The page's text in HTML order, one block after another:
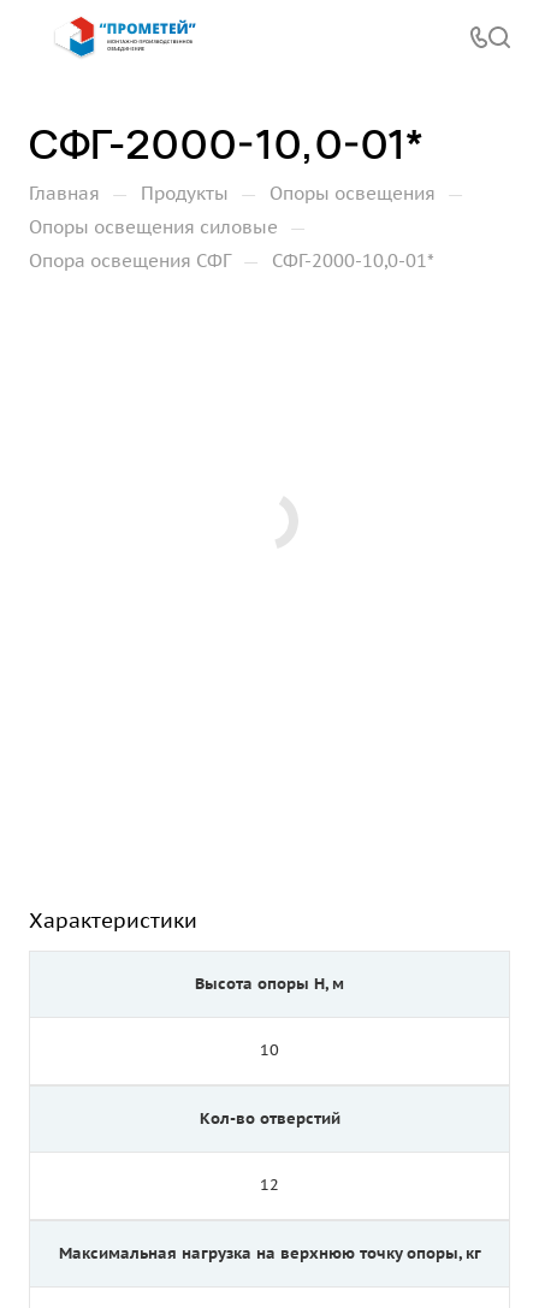
СФГ-2000-10,0-01*
Главная — Продукты — Опоры освещения —
Опоры освещения силовые —
Опора освещения СФГ — СФГ-2000-10,0-01*
Характеристики
Высота опоры Н, м
10
Кол-во отверстий
12
Максимальная нагрузка на верхнюю точку опоры, кг